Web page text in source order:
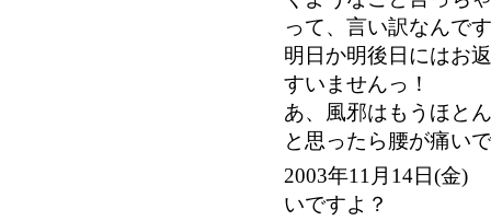
って、言い訳なんで
明日か明後日にはお
すいませんっ！
あ、風邪はもうほと
と思ったら腰が痛い
2003年11月14日(金)
いですよ？